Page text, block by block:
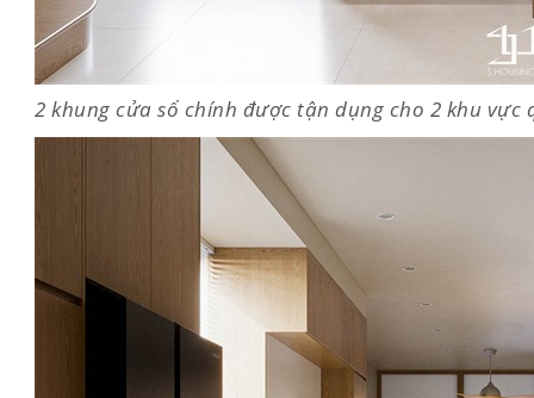
2 khung cửa sổ chính được tận dụng cho 2 khu